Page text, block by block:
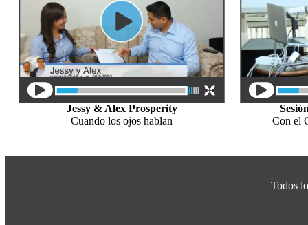
Jessy & Alex Prosperity
Cuando los ojos hablan
Con el
Todos